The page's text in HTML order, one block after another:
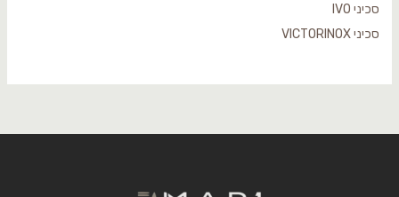
סכיני IVO
סכיני VICTORINOX